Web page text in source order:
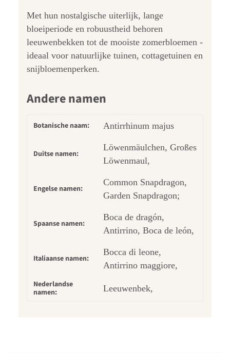
Met hun nostalgische uiterlijk, lange
bloeiperiode en robuustheid behoren
leeuwenbekken tot de mooiste zomerbloemen -
ideaal voor natuurlijke tuinen, cottagetuinen en
snijbloemenperken.
Andere namen
Botanische naam: Antirrhinum majus
Duitse namen:
Löwenmäulchen, Großes
Löwenmaul,
Engelse namen:
Common Snapdragon,
Garden Snapdragon;
Spaanse namen:
Boca de dragón,
Antirrino, Boca de león,
Italiaanse namen:
Bocca di leone,
Antirrino maggiore,
Nederlandse
namen:
Leeuwenbek,